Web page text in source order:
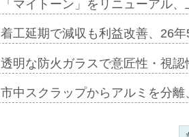
「マイトーン」をリニューアル
着工延期で減収も利益改善、26
透明な防火ガラスで意匠性・視
市中スクラップからアルミを分